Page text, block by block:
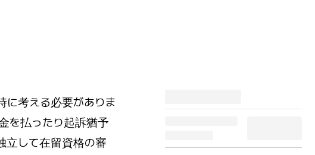
考える必要がありま
を払ったり起訴猶予
立して在留資格の審